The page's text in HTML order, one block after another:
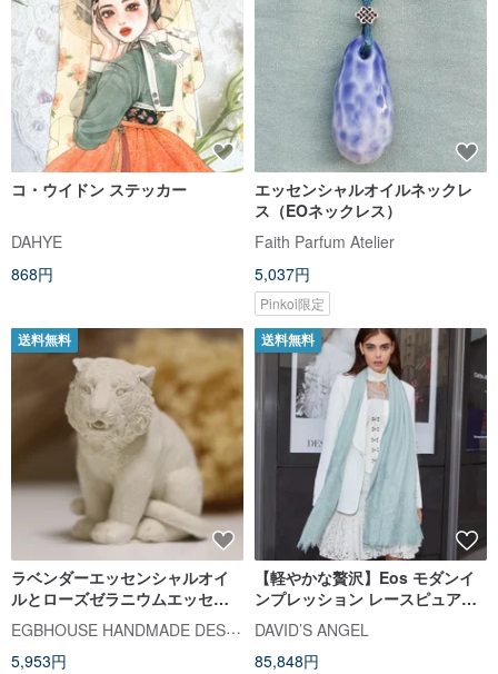
コ・ウイドン ステッカー
DAHYE
868円
エッセンシャルオイルネックレ
ス（EOネックレス）
Faith Parfum Atelier
5,037円
Pinkoi限定
送料無料
ラベンダーエッセンシャルオイ
ルとローズゼラニウムエッセン
シャルオイルをセットした横暴
な虎拡散石小皿
EGBHOUSE HANDMADE DESIGNER SOAPS
5,953円
送料無料
【軽やかな贅沢】Eos モダンイ
ンプレッション レースピュアカ
シミヤスカーフ
DAVID’S ANGEL
85,848円